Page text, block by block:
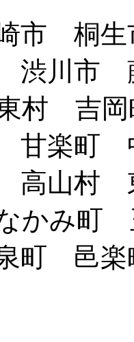
市 桐
渋川市
村 吉
楽町
高山村
かみ
町 邑楽